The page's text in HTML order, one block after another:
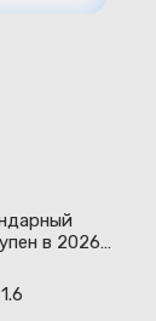
в 2026